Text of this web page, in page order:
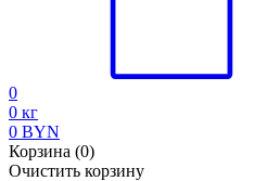
0
0 кг
0 BYN
Корзина (0)
Очистить корзину